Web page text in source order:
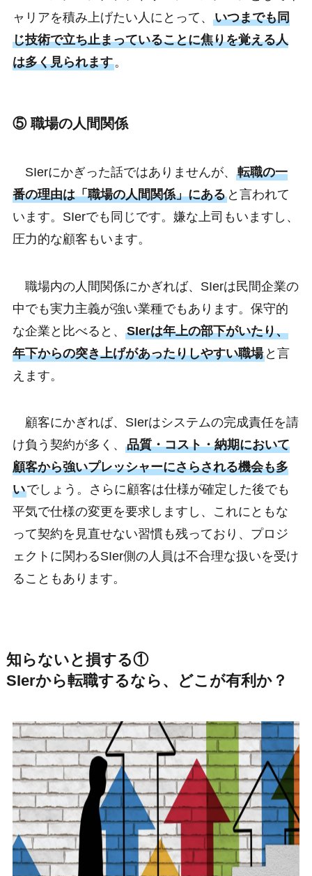
ャリアを積み上げたい人にとって、 いつまでも同
じ技術で立ち止まっていることに焦りを覚える人
は多く見られます。
⑤ 職場の人間関係
SIerにかぎった話ではありませんが、 転職の一
番の理由は「職場の人間関係」にあると言われて
います。SIerでも同じです。嫌な上司もいますし、
圧力的な顧客もいます。
職場内の人間関係にかぎれば、SIerは民間企業の
中でも実力主義が強い業種でもあります。保守的
な企業と比べると、 SIerは年上の部下がいたり、
年下からの突き上げがあったりしやすい職場と言
えます。
顧客にかぎれば、SIerはシステムの完成責任を請
け負う契約が多く、 品質・コスト・納期において
顧客から強いプレッシャーにさらされる機会も多
いでしょう。さらに顧客は仕様が確定した後でも
平気で仕様の変更を要求しますし、これにともな
って契約を見直せない習慣も残っており、プロジ
ェクトに関わるSIer側の人員は不合理な扱いを受け
ることもあります。
知らないと損する①
SIerから転職するなら、どこが有利か？